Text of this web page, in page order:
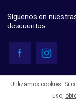
Síguenos en
descuentos:
- 5.0
Utilizamos cookies. Si
uso,